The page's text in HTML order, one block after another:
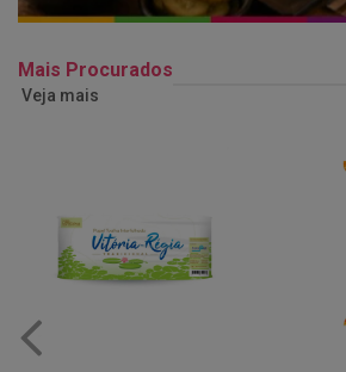
Mais Procurados
Veja mais